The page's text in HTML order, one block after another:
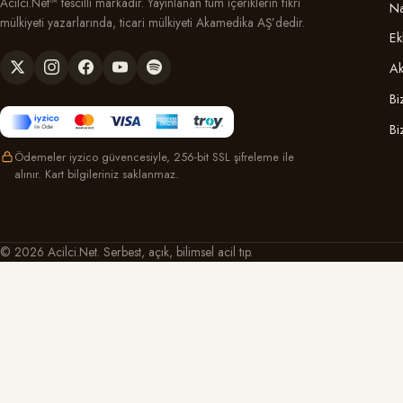
mülkiyeti yazarlarında, ticari mülkiyeti Akamedika AŞ’dedir.
Ödemeler iyzico güvencesiyle, 256-bit SSL şifreleme ile
alınır. Kart bilgileriniz saklanmaz.
© 2026 Acilci.Net. Serbest, açık, bilimsel acil tıp.